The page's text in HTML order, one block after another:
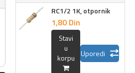
RC1/2 1K, otpornik
1,80 Din
Stavi
u
korpu
Uporedi